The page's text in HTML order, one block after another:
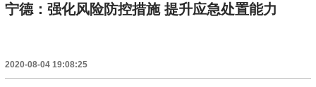
宁德：强化风险防控措施 提升应急处置能力
2020-08-04 19:08:25